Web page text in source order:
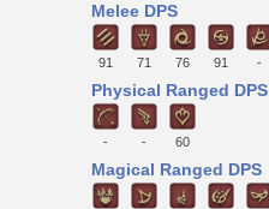
Melee DPS
91 71 76 91 -
Physical Ranged DPS
- - 60
Magical Ranged DPS